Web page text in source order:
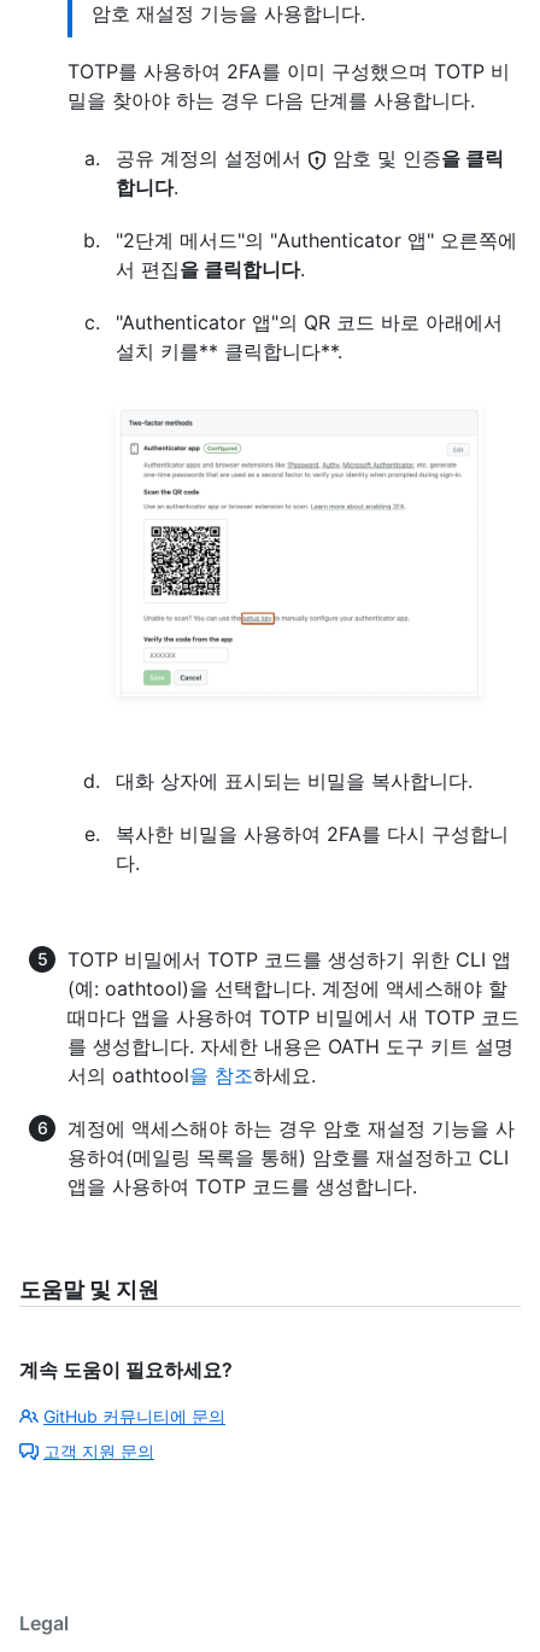
암호 재설정 기능을 사용합니다.
TOTP를 사용하여 2FA를 이미 구성했으며 TOTP 비
밀을 찾아야 하는 경우 다음 단계를 사용합니다.
공유 계정의 설정에서 암호 및 인증을 클릭
합니다.
"2단계 메서드"의 "Authenticator 앱" 오른쪽에
서 편집을 클릭합니다.
"Authenticator 앱"의 QR 코드 바로 아래에서
설치 키를** 클릭합니다**.
대화 상자에 표시되는 비밀을 복사합니다.
복사한 비밀을 사용하여 2FA를 다시 구성합니
다.
TOTP 비밀에서 TOTP 코드를 생성하기 위한 CLI 앱
(예: oathtool)을 선택합니다. 계정에 액세스해야 할
때마다 앱을 사용하여 TOTP 비밀에서 새 TOTP 코드
를 생성합니다. 자세한 내용은 OATH 도구 키트 설명
서의 oathtool을 참조하세요.
계정에 액세스해야 하는 경우 암호 재설정 기능을 사
용하여(메일링 목록을 통해) 암호를 재설정하고 CLI
앱을 사용하여 TOTP 코드를 생성합니다.
도움말 및 지원
계속 도움이 필요하세요?
GitHub 커뮤니티에 문의
고객 지원 문의
Legal